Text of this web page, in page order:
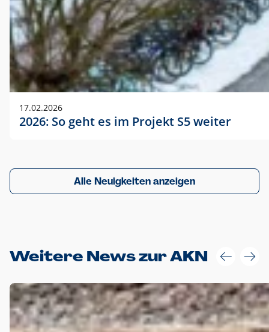
17.02.2026
2026: So geht es im Projekt S5 weiter
Alle Neuigkeiten anzeigen
Weitere News zur AKN